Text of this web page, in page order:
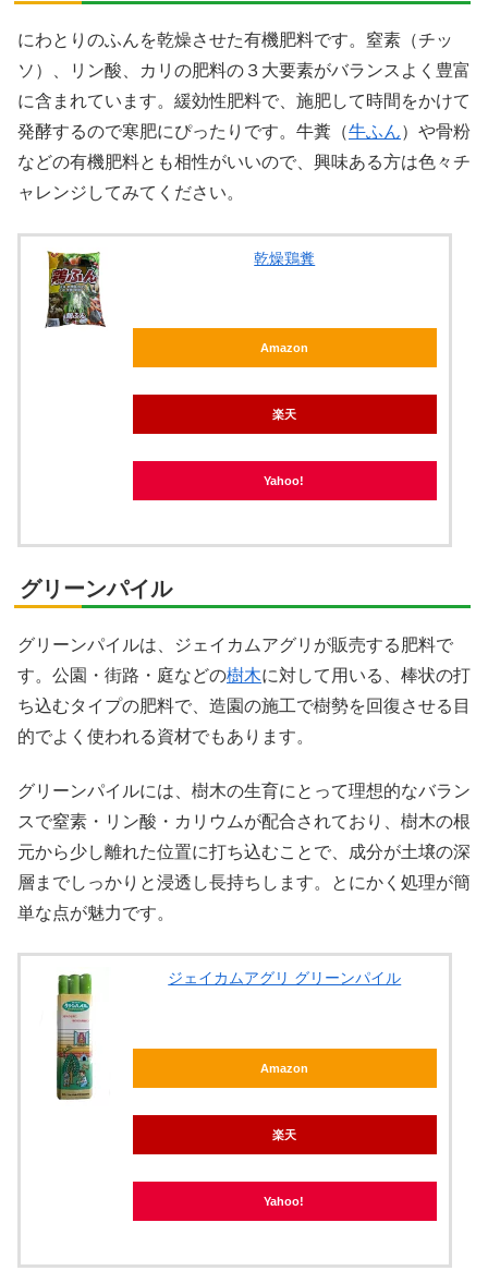
にわとりのふんを乾燥させた有機肥料です。窒素（チッ
ソ）、リン酸、カリの肥料の３大要素がバランスよく豊富
に含まれています。緩効性肥料で、施肥して時間をかけて
発酵するので寒肥にぴったりです。牛糞（牛ふん）や骨粉
などの有機肥料とも相性がいいので、興味ある方は色々チ
ャレンジしてみてください。
乾燥鶏糞
Amazon
楽天
Yahoo!
グリーンパイル
グリーンパイルは、ジェイカムアグリが販売する肥料で
す。公園・街路・庭などの樹木に対して用いる、棒状の打
ち込むタイプの肥料で、造園の施工で樹勢を回復させる目
的でよく使われる資材でもあります。
グリーンパイルには、樹木の生育にとって理想的なバラン
スで窒素・リン酸・カリウムが配合されており、樹木の根
元から少し離れた位置に打ち込むことで、成分が土壌の深
層までしっかりと浸透し長持ちします。とにかく処理が簡
単な点が魅力です。
ジェイカムアグリ グリーンパイル
Amazon
楽天
Yahoo!
Facebook
はてブ
LinkedIn